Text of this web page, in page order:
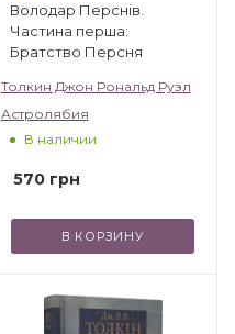
Володар Перснів.
Частина перша:
Братство Персня
Толкин Джон Рональд Руэл
Астролябия
В наличии
570грн
В КОРЗИНУ